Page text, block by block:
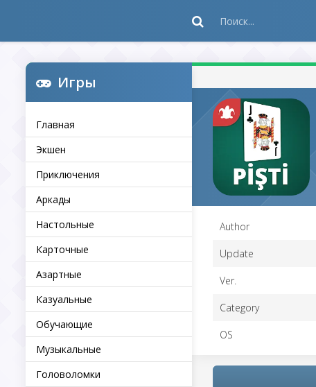
Игры
Главная
Экшен
Приключения
Аркады
Настольные
Карточные
Азартные
Казуальные
Обучающие
Музыкальные
Головоломки
Author
Update
Ver.
Category
OS